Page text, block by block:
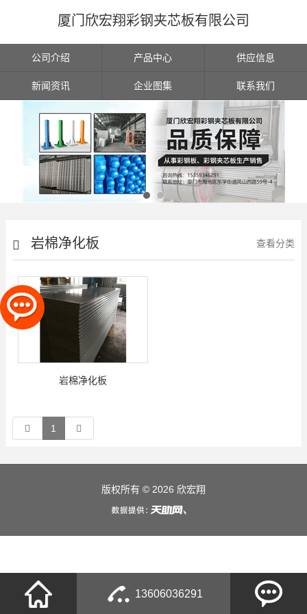
厦门欣宏翔彩钢夹芯板有限公司
公司介绍 产品中心 供应信息
新闻资讯 企业图集 联系我们
岩棉净化板 查看分类
岩棉净化板
1
13606036291
版权所有 © 2026 欣宏翔